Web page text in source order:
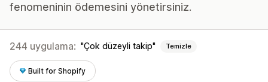
fenomeninin ödemesini yönetirsiniz.
244 uygulama: Çok düzeyli takip Temizle
Built for Shopify